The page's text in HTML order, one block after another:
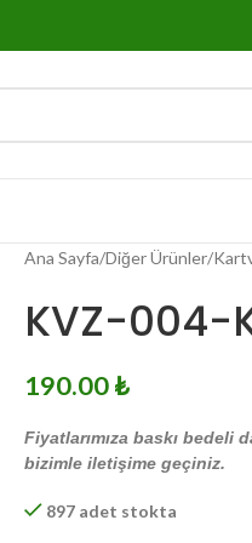
Ana Sayfa Diğer Ürünler
KVZ-004-
190.00₺
Fiyatlarımıza baskı
bizimle iletişime geçiniz.
897 adet stokta